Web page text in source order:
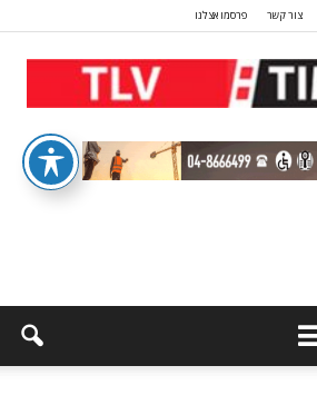
צור קשר פרסמו אצלנו